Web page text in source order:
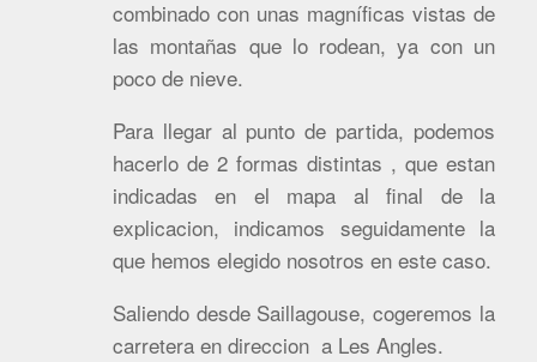
combinado con unas magníficas vistas de
las montañas que lo rodean, ya con un
poco de nieve.
Para llegar al punto de partida, podemos
hacerlo de 2 formas distintas , que estan
indicadas en el mapa al final de la
explicacion, indicamos seguidamente la
que hemos elegido nosotros en este caso.
Saliendo desde Saillagouse, cogeremos la
carretera en direccion a Les Angles.